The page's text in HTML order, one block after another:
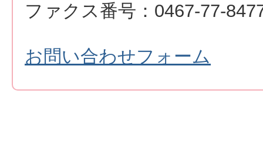
ファクス番号：0467-77-
お問い合わせフォーム